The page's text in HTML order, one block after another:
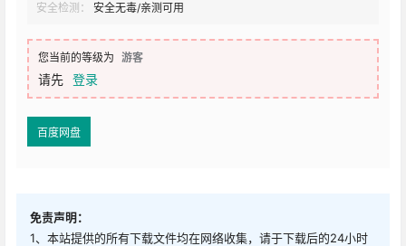
安全检测：
安全无毒/亲测可用
您当前的等级为 游客
请先 登录
百度网盘
免责声明：
1、本站提供的所有下载文件均在网络收集，请于下载后的24小时